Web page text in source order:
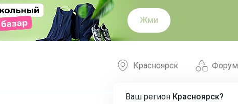
Жми
Форум
Красноярск
Ваш регион Красноярск?